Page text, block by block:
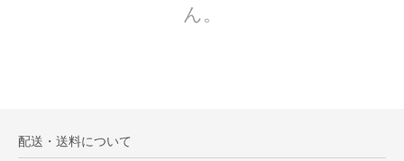
ん。
配送・送料について